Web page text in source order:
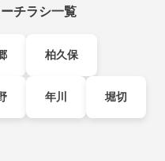
チラシ一覧
柏久保
年川 堀切